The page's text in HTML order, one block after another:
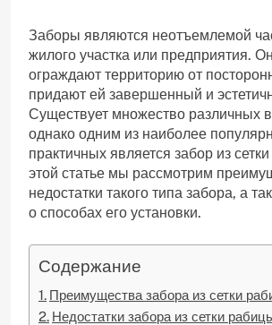
Заборы являются неотъемлемой
жилого участка или предприятия.
ограждают территорию от
придают ей завершенный и
Существует множество различных
однако одним из наиболее
практичных является забор из
этой статье мы рассмотрим
недостатки такого типа забора, а
о способах его установки.
Содержание
Преимущества забора из сетки
Недостатки забора из сетки